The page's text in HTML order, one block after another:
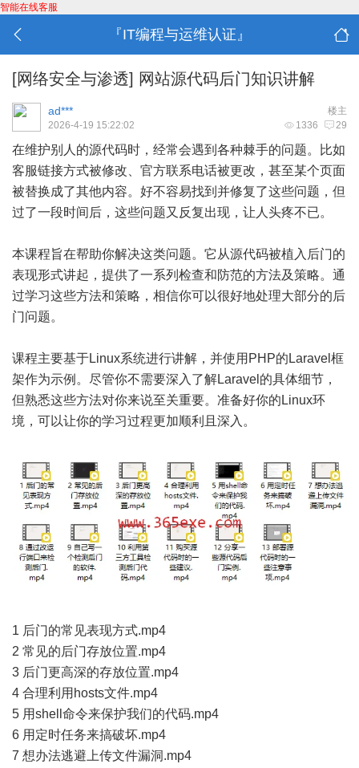
智能在线客服
『IT编程与运维认证』
[网络安全与渗透] 网站源代码后门知识讲解
楼主
ad***
1336 29
2026-4-19 15:22:02
在维护别人的源代码时，经常会遇到各种棘手的问题。比如
客服链接方式被修改、官方联系电话被更改，甚至某个页面
被替换成了其他内容。好不容易找到并修复了这些问题，但
过了一段时间后，这些问题又反复出现，让人头疼不已。
本课程旨在帮助你解决这类问题。它从源代码被植入后门的
表现形式讲起，提供了一系列检查和防范的方法及策略。通
过学习这些方法和策略，相信你可以很好地处理大部分的后
门问题。
课程主要基于Linux系统进行讲解，并使用PHP的Laravel框
架作为示例。尽管你不需要深入了解Laravel的具体细节，
但熟悉这些方法对你来说至关重要。准备好你的Linux环
境，可以让你的学习过程更加顺利且深入。
1 后门的常见表现方式.mp4
2 常见的后门存放位置.mp4
3 后门更高深的存放位置.mp4
4 合理利用hosts文件.mp4
5 用shell命令来保护我们的代码.mp4
6 用定时任务来搞破坏.mp4
7 想办法逃避上传文件漏洞.mp4